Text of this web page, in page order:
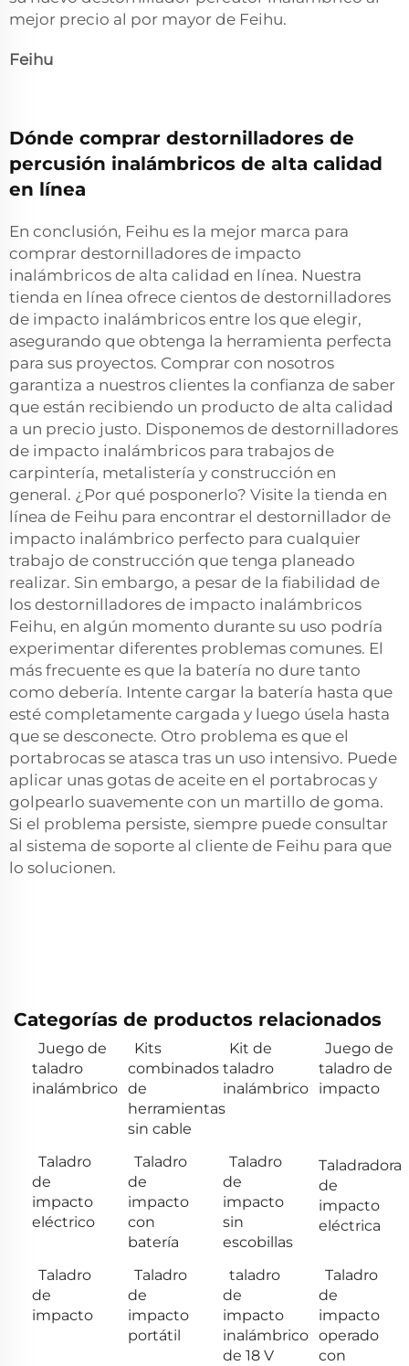
mejor precio al por mayor de Feihu.
Feihu
Dónde comprar destornilladores de
percusión inalámbricos de alta calidad
en línea
En conclusión, Feihu es la mejor marca para
comprar destornilladores de impacto
inalámbricos de alta calidad en línea. Nuestra
tienda en línea ofrece cientos de destornilladores
de impacto inalámbricos entre los que elegir,
asegurando que obtenga la herramienta perfecta
para sus proyectos. Comprar con nosotros
garantiza a nuestros clientes la confianza de saber
que están recibiendo un producto de alta calidad
a un precio justo. Disponemos de destornilladores
de impacto inalámbricos para trabajos de
carpintería, metalistería y construcción en
general. ¿Por qué posponerlo? Visite la tienda en
línea de Feihu para encontrar el destornillador de
impacto inalámbrico perfecto para cualquier
trabajo de construcción que tenga planeado
realizar. Sin embargo, a pesar de la fiabilidad de
los destornilladores de impacto inalámbricos
Feihu, en algún momento durante su uso podría
experimentar diferentes problemas comunes. El
más frecuente es que la batería no dure tanto
como debería. Intente cargar la batería hasta que
esté completamente cargada y luego úsela hasta
que se desconecte. Otro problema es que el
portabrocas se atasca tras un uso intensivo. Puede
aplicar unas gotas de aceite en el portabrocas y
golpearlo suavemente con un martillo de goma.
Si el problema persiste, siempre puede consultar
al sistema de soporte al cliente de Feihu para que
lo solucionen.
Categorías de productos relacionados
Juego de
taladro
inalámbrico
Kits
combinados
de
herramientas
sin cable
Kit de
taladro
inalámbrico
Juego de
taladro de
impacto
Taladro
de
impacto
eléctrico
Taladro
de
impacto
con
batería
Taladro
de
impacto
sin
escobillas
Taladradora
de
impacto
eléctrica
Taladro
de
impacto
Taladro
de
impacto
portátil
taladro
de
impacto
inalámbrico
de 18 V
Taladro
de
impacto
operado
con